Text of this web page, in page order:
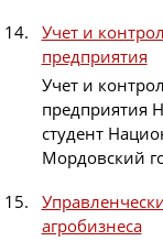
Учет и
предприятия
Учет и
предприятия
студент
Мордовский
агробизнеса